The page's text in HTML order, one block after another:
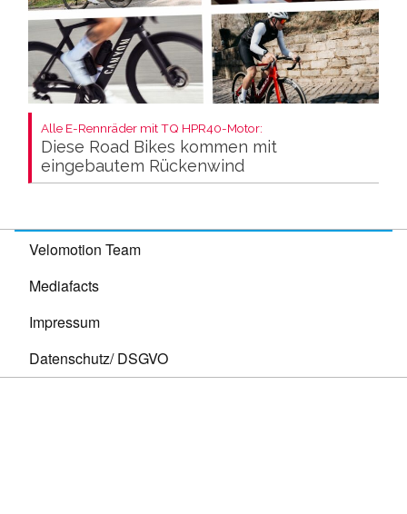
Alle E-Rennräder mit TQ HPR40-Motor:
Diese Road Bikes kommen mit
eingebautem Rückenwind
Velomotion Team
Mediafacts
Impressum
Datenschutz/ DSGVO